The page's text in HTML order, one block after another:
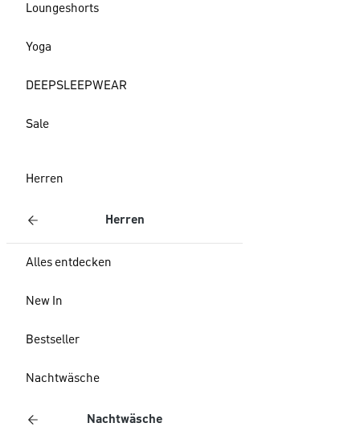
Loungeshorts
Yoga
DEEPSLEEPWEAR
Sale
Herren
Herren
Alles entdecken
New In
Bestseller
Nachtwäsche
Nachtwäsche